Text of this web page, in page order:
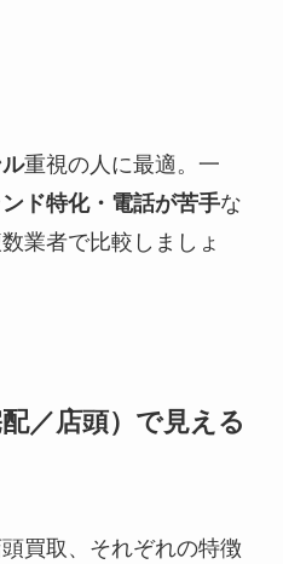
重視の人に最適。一
ド特化・電話が苦手な
業者で比較しましょ
／店頭）で見える
買取、それぞれの特徴